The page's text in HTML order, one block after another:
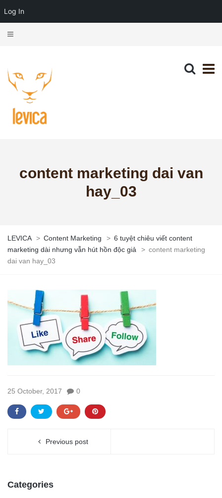
content marketing dai van
hay_03
LEVICA > Content Marketing > 6 tuyệt chiêu viết content
marketing dài nhưng vẫn hút hồn độc giả
> content marketing
dai van hay_03
25 October, 2017 0
Previous post
Categories
Log In